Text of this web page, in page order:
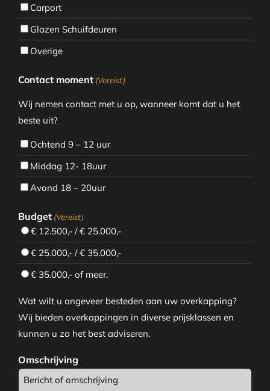
Carport
Glazen Schuifdeuren
Overige
Contact moment (Vereist)
Wij nemen contact met u op, wanneer komt dat u het
beste uit?
Ochtend 9 – 12 uur
Middag 12- 18uur
Avond 18 – 20uur
Budget (Vereist)
€ 12.500,- / € 25.000,-
€ 25.000,- / € 35.000,-
€ 35.000,- of meer.
Wat wilt u ongeveer besteden aan uw overkapping?
Wij bieden overkappingen in diverse prijsklassen en
kunnen u zo het best adviseren.
Omschrijving